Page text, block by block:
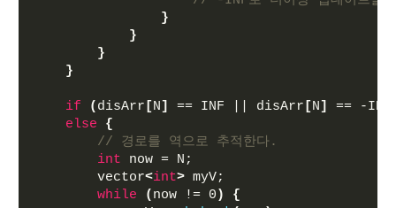
}
}
}
}
if ( disArr [N] == INF || disArr [N] == -INF
else
{
// 경로를 역으로 추적한다.
int now = N;
        vector
<int> myV;
while
( now != 0 )
{